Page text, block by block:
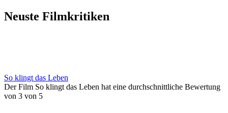
Neuste Filmkritiken
So klingt das Leben
Der Film So klingt das Leben hat eine durchschnittliche Bewertung
von 3 von 5